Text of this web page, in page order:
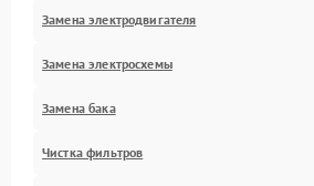
Замена электродвигателя
Замена электросхемы
Замена бака
Чистка фильтров